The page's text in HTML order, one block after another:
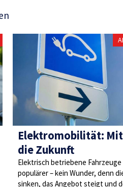
Elektromobilität: Mit
die Zukunft
Elektrisch betriebene
populärer – kein Wunder, denn
sinken, das Angebot steigt und